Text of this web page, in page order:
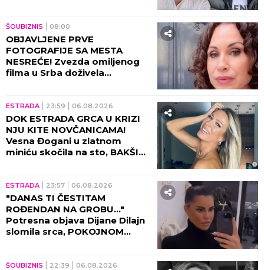
ŠOUBIZNIS 08:00
OBJAVLJENE PRVE
FOTOGRAFIJE SA MESTA
NESREĆE! Zvezda omiljenog
filma u Srba doživela
ESTRADA 23:59 06.08.2026
DOK ESTRADA GRCA U KRIZI
NJU KITE NOVČANICAMA!
Vesna Đogani u zlatnom
miniću skočila na sto, BAKŠIŠ
ESTRADA 23:57 06.08.2026
"DANAS TI ČESTITAM
ROĐENDAN NA GROBU..."
Potresna objava Dijane Dilajn
slomila srca, POKOJNOM
ŠOUBIZNIS 22:39 06.08.2026